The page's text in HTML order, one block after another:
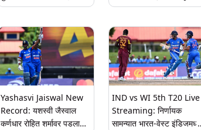
जैस्वाल नंतर शुभमनही बाद
भारताने टाॅस जिंकून प्रथम
Yashasvi Jaiswal New
Record: यशस्वी जैस्वाल
कर्णधार रोहित शर्मावर पडला
IND vs WI 5th T20 Live
Streaming: निर्णायक
सामन्यात भारत-वेस्ट इंडिजमध्ये